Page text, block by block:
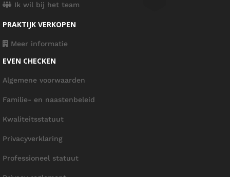
Ik wil bij het team
PRAKTIJK VERKOPEN
Meer informatie
EVEN CHECKEN
Algemene voorwaarden
Familie- en naastenbeleid
Kwaliteitsstatuut
Privacyverklaring
Professioneel statuut